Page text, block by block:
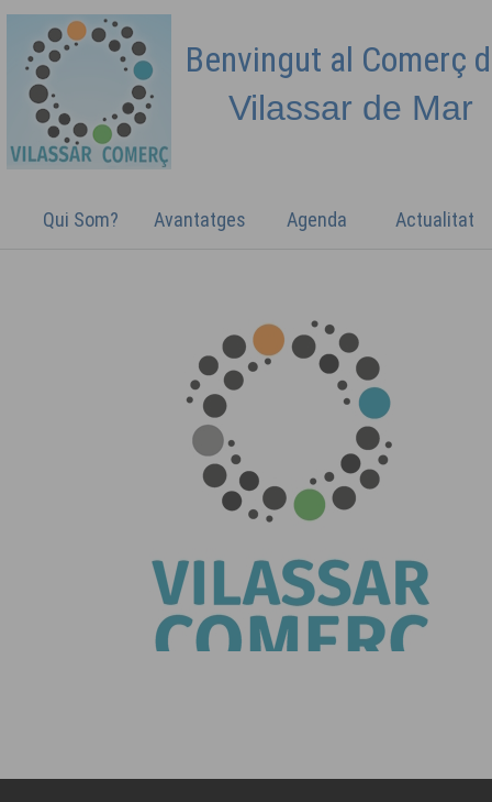
Benvingut al Comerç
Vilassar de Mar
Qui Som? Avantatges Agenda Actualitat